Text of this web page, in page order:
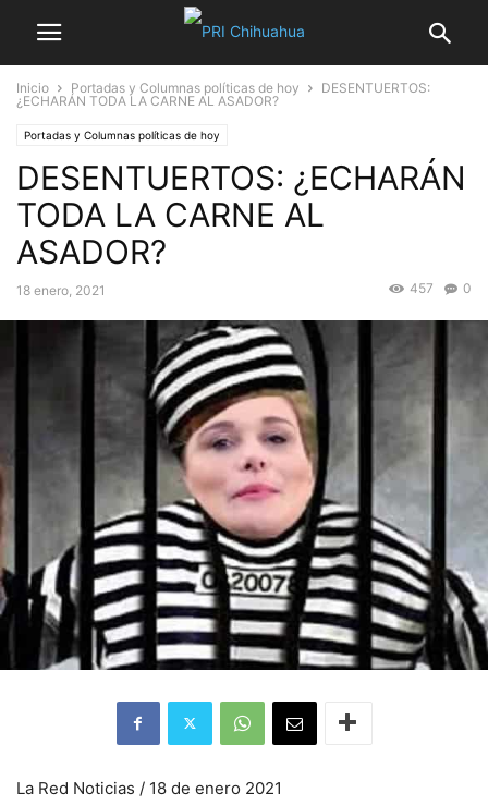
Inicio Portadas y Columnas políticas de hoy
DESENTUERTOS:
¿ECHARÁN TODA LA CARNE AL ASADOR?
Portadas y Columnas políticas de hoy
DESENTUERTOS: ¿ECHARÁN
TODA LA CARNE AL
ASADOR?
18 enero, 2021 0
457
La Red Noticias / 18 de enero 2021